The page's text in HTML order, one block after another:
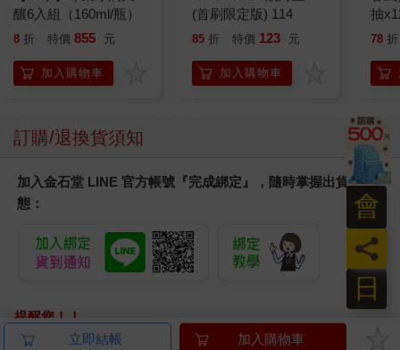
釀6入組（160ml/瓶）
8 折 特價 855 元
加入購物車
(首刷限定版) 114
85 折 特價 123 元
加入購物車
抽
78 折
訂購/退換貨須知
加入金石堂 LINE 官方帳號『完成綁定』，隨時掌握出貨動
態：
提醒您！！
金石堂及銀行均不會請您操作ATM! 如接獲電話要求您前往
立即結帳 加入購物車
日
員
會